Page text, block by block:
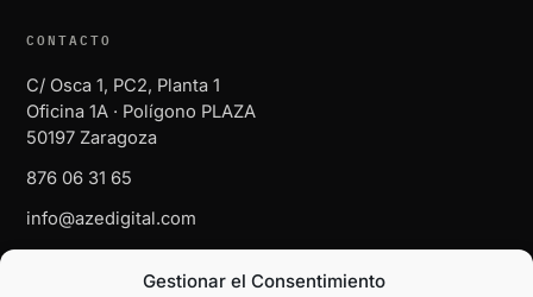
Gestionar el Consentimiento
CONTACTO
C/ Osca 1, PC2, Planta 1
Oficina 1A · Polígono PLAZA
50197 Zaragoza
876 06 31 65
info@azedigital.com